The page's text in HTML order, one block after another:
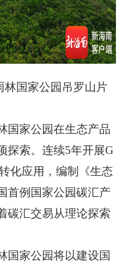
林国家公园吊罗山片
国家公园在生态产品
探索。连续5年开展G
化应用，编制《生态
首例国家公园碳汇产
碳汇交易从理论探索
国家公园将以建设国